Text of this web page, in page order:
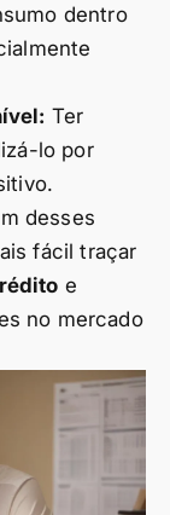
dentro
Ter
lo por
desses
fácil traçar
e
no mercado